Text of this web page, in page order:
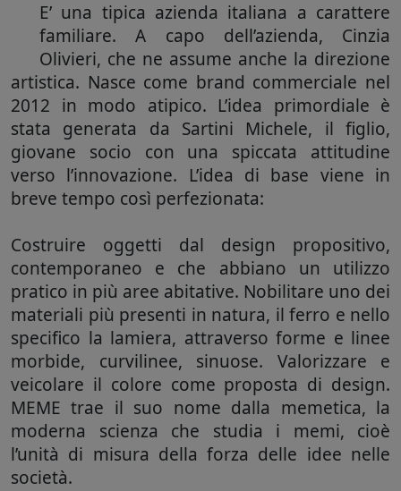
E’ una tipica azienda italiana a carattere
familiare. A capo dell’azienda, Cinzia
Olivieri, che ne assume anche la direzione
artistica. Nasce come brand commerciale nel
2012 in modo atipico. L’idea primordiale è
stata generata da Sartini Michele, il figlio,
giovane socio con una spiccata attitudine
verso l’innovazione. L’idea di base viene in
breve tempo così perfezionata:
Costruire oggetti dal design propositivo,
contemporaneo e che abbiano un utilizzo
pratico in più aree abitative. Nobilitare uno dei
materiali più presenti in natura, il ferro e nello
specifico la lamiera, attraverso forme e linee
morbide, curvilinee, sinuose. Valorizzare e
veicolare il colore come proposta di design.
MEME trae il suo nome dalla memetica, la
moderna scienza che studia i memi, cioè
l’unità di misura della forza delle idee nelle
società.